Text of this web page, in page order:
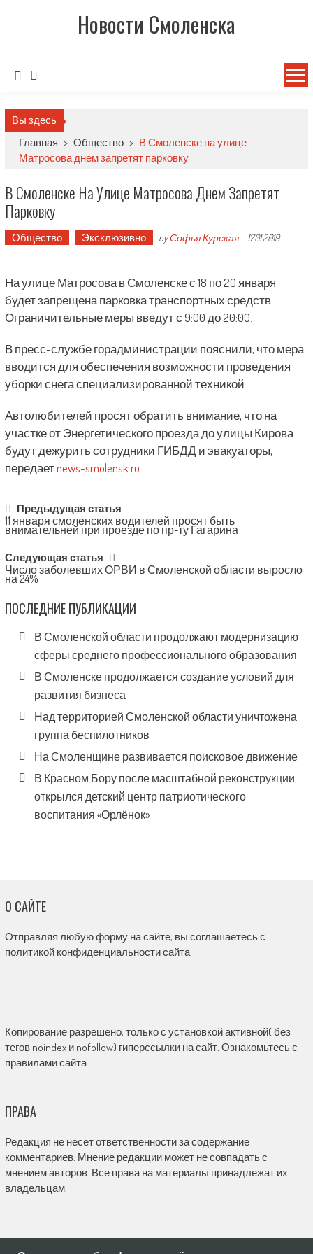
Новости Смоленска
Вы здесь
Главная > Общество > В Смоленске на улице
Матросова днем запретят парковку
В Смоленске На Улице Матросова Днем Запретят
Парковку
Общество Эксклюзивно byСофья Курская- 17.01.2019
На улице Матросова в Смоленске с 18 по 20 января
будет запрещена парковка транспортных средств.
Ограничительные меры введут с 9:00 до 20:00.
В пресс-службе горадминистрации пояснили, что мера
вводится для обеспечения возможности проведения
уборки снега специализированной техникой.
Автолюбителей просят обратить внимание, что на
участке от Энергетического проезда до улицы Кирова
будут дежурить сотрудники ГИБДД и эвакуаторы,
передаетnews-smolensk.ru
Post
navigation
Предыдущая статья
11 января смоленских водителей просят быть
внимательней при проезде по пр-ту Гагарина
Следующая статья
Число заболевших ОРВИ в Смоленской области выросло
на 24%
ПОСЛЕДНИЕ ПУБЛИКАЦИИ
В Смоленской области продолжают модернизацию
сферы среднего профессионального образования
В Смоленске продолжается создание условий для
развития бизнеса
Над территорией Смоленской области уничтожена
группа беспилотников
На Смоленщине развивается поисковое движение
В Красном Бору после масштабной реконструкции
открылся детский центр патриотического
воспитания «Орлёнок»
О САЙТЕ
Отправляя любую форму на сайте, вы соглашаетесь с
политикой конфиденциальности сайта.
Копирование разрешено, только с установкой активной( без
тегов noindex и nofollow) гиперссылки на сайт. Ознакомьтесь с
правилами сайта.
ПРАВА
Редакция не несет ответственности за содержание
комментариев. Мнение редакции может не совпадать с
мнением авторов. Все права на материалы принадлежат их
владельцам.